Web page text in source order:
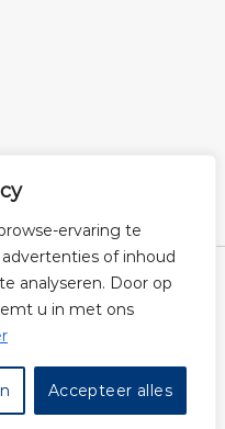
ervaring te
of inhoud
analyseren. Door op
u in met ons
Accepteer alles